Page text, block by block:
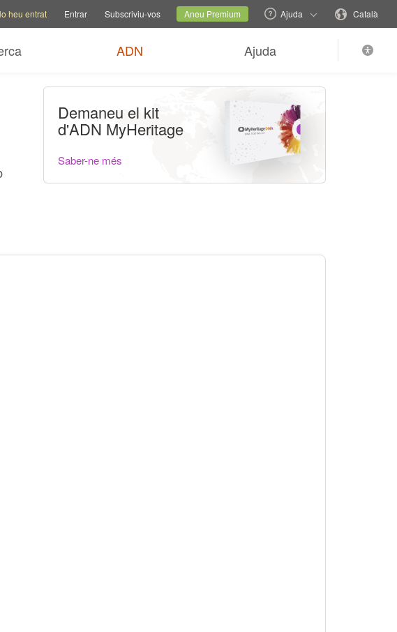
Canviar lloc web familiarLloc actual Canvieu idioma
heu entrat Entrar Subscriviu-vos Aneu Premium Ajuda Català
ADN Ajuda
Demaneu el kit
d'ADN MyHeritage
Saber-ne més